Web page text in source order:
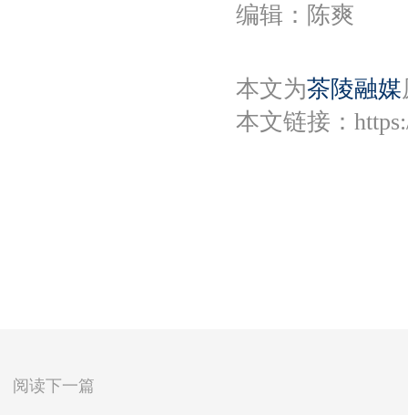
编辑：陈爽
本文为茶陵融媒
本文链接：
阅读下一篇